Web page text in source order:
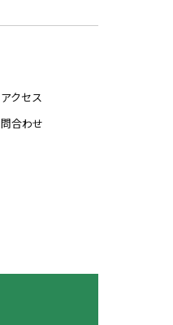
アクセス
問合わせ